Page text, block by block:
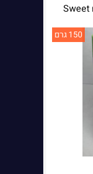
150 גרם